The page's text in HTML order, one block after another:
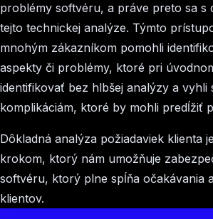
problémy softvéru, a práve preto sa s
tejto technickej analýze. Týmto
mnohým zákazníkom pomohli
aspekty či problémy, ktoré pri
identifikovať bez hlbšej analýzy a vyhli
komplikáciám, ktoré by mohli predĺžiť
Dôkladná analýza požiadaviek klienta
krokom, ktorý nám umožňuje
softvéru, ktorý plne spĺňa očakávania
klientov.